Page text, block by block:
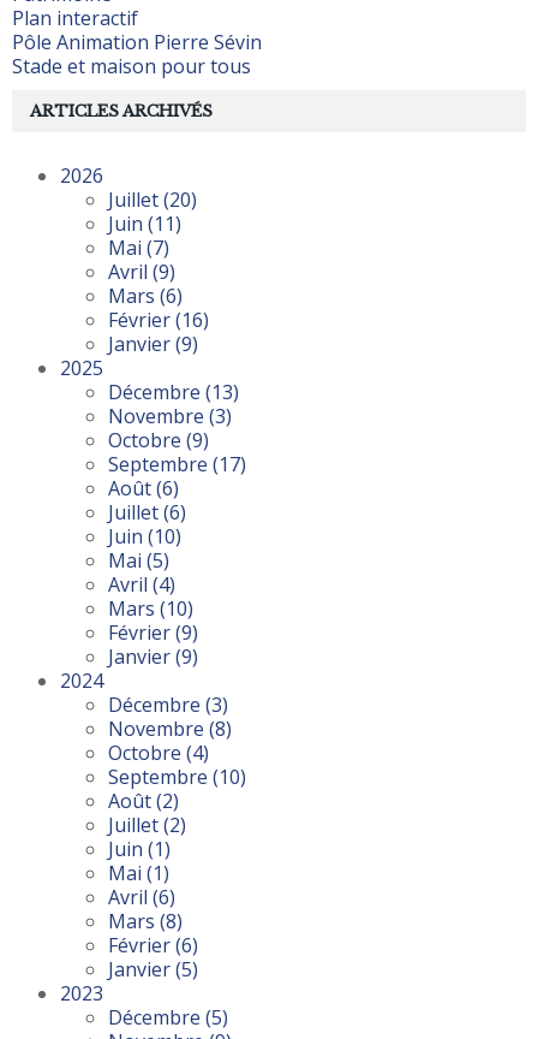
Plan interactif
Pôle Animation Pierre Sévin
Stade et maison pour tous
ARTICLES ARCHIVÉS
2026
Juillet(20)
Juin (11)
Mai (7)
Avril (9)
Mars (6)
Février(16)
Janvier(9)
2025
Décembre (13)
Novembre (3)
Octobre (9)
Septembre (17)
Août(6)
Juillet(6)
Juin (10)
Mai (5)
Avril (4)
Mars (10)
Février(9)
Janvier(9)
2024
Décembre (3)
Novembre (8)
Octobre (4)
Septembre (10)
Août(2)
Juillet(2)
Juin (1)
Mai (1)
Avril (6)
Mars (8)
Février(6)
Janvier(5)
2023
Décembre (5)